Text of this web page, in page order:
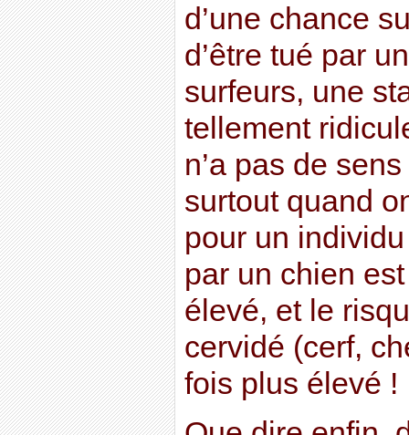
d’une chance
d’être tué par
surfeurs, une
tellement
n’a pas de
surtout quand
pour un
par un chien
élevé, et le
cervidé (cerf,
fois plus élevé !